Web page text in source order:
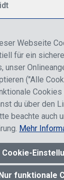
von
der
oder
zzgl.
Webseite
für ein
unser
("Alle
du über den
beachte auch
Mehr
Cookie-
funktionale